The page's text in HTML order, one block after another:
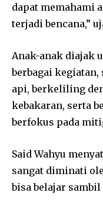
dapat memahami
terjadi bencana,”
Anak-anak diajak
berbagai
api, berkeliling
kebakaran, serta
berfokus pada
Said Wahyu
sangat diminati
bisa belajar